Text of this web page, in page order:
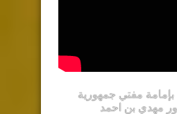
بإمامة مفتي جمهورية
مهدي بن احمد